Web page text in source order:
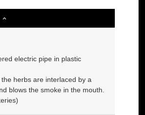
electric pipe in plastic
herbs are interlaced by a
blows the smoke in the mouth.